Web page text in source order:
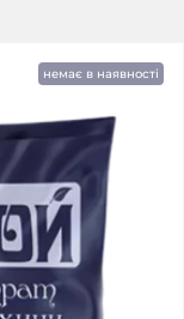
немає в наявності